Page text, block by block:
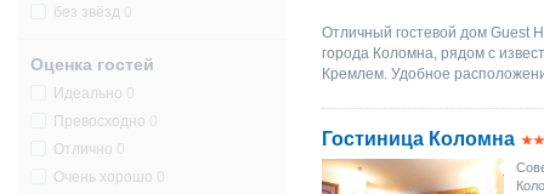
без звёзд 0
Оценка гостей
Идеально 0
Превосходно 0
Отлично 0
Очень хорошо 0
Отличный гостевой дом Guest
города Коломна, рядом с
Кремлем. Удобное
Гостиница Коломна